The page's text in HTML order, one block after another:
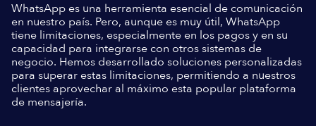
WhatsApp es una herramienta esencial de comunicación
en nuestro país. Pero, aunque es muy útil, WhatsApp
tiene limitaciones, especialmente en los pagos y en su
capacidad para integrarse con otros sistemas de
negocio. Hemos desarrollado soluciones personalizadas
para superar estas limitaciones, permitiendo a nuestros
clientes aprovechar al máximo esta popular plataforma
de mensajería.